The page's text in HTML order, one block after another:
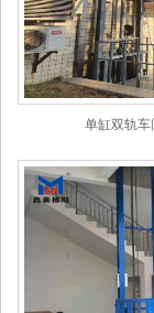
单缸双轨车